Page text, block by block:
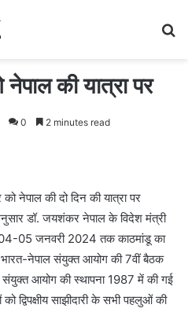
की यात्रा पर
0 2 minutes read
नेपाल की दो दिन की यात्रा पर
डॉ. जयशंकर नेपाल के विदेश मंत्री
05 जनवरी 2024 तक काठमांडू का
नेपाल संयुक्त आयोग की 7वीं बैठक
आयोग की स्थापना 1987 में की गई
द्विपक्षीय साझीदारी के सभी पहलुओं की